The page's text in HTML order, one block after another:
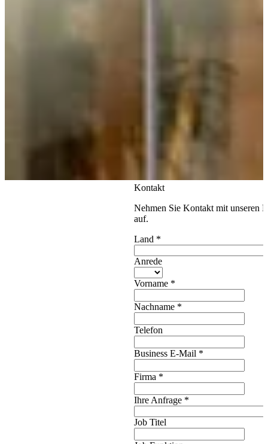
Kontakt
Nehmen Sie Kontakt mit unseren
auf.
Land *
Anrede
Vorname *
Nachname *
Telefon
Business E-Mail *
Firma *
Ihre Anfrage *
Job Titel